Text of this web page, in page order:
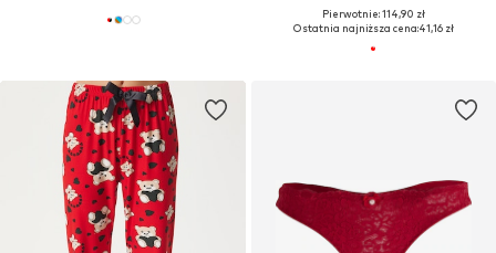
Pierwotnie: 114,90 zł
Ostatnia najniższa cena:41,16 zł